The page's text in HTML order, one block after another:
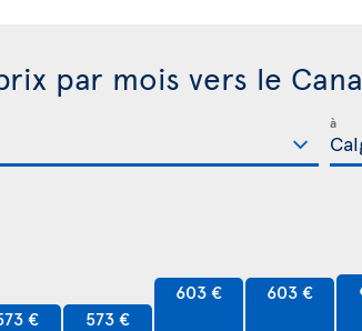
par mois vers le
à
€ 573 €
603 € 603 €